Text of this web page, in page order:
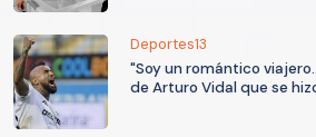
Deportes13
"Soy un romántico
de Arturo Vidal que se